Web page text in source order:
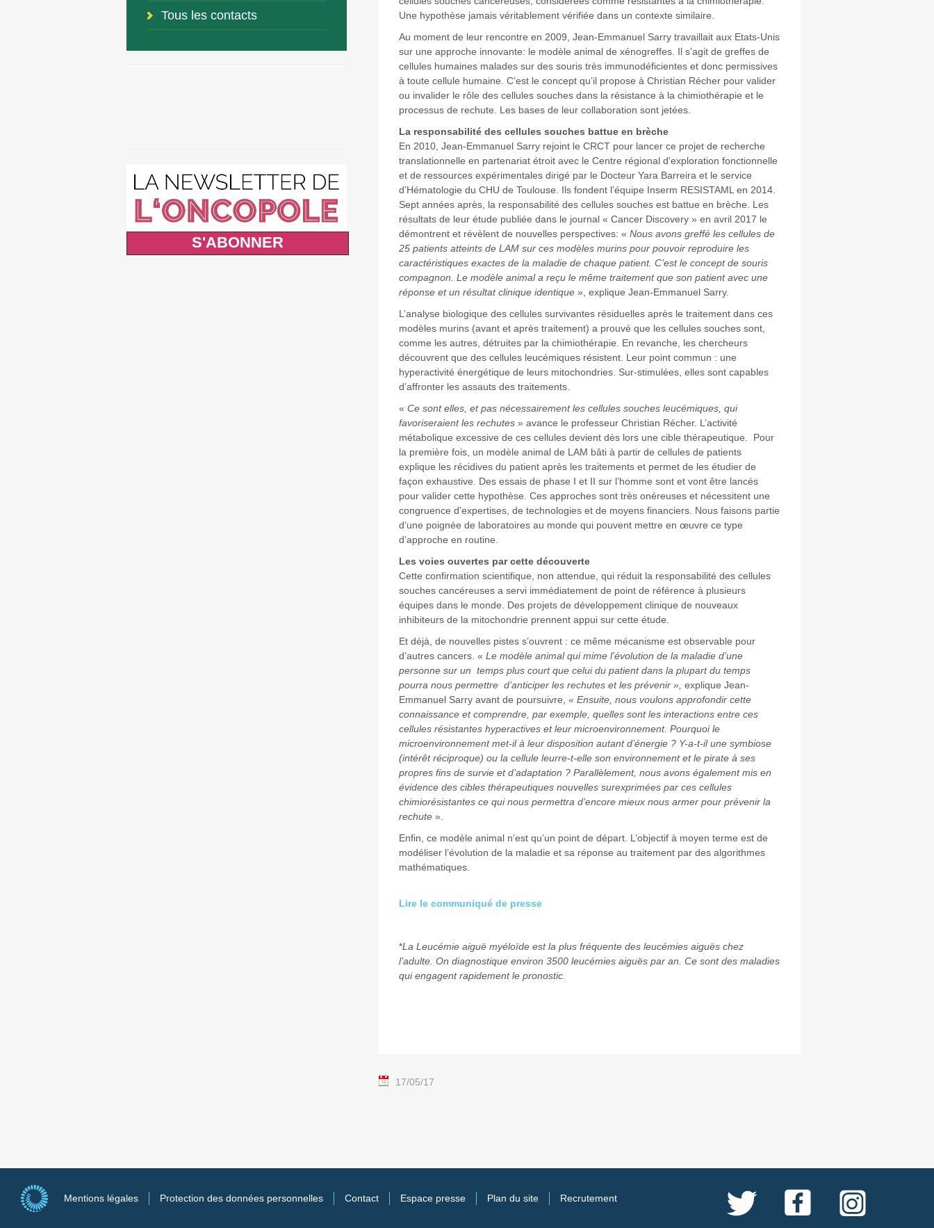
Tous les contacts
S'ABONNER
Une hypothèse jamais véritablement vérifiée dans un contexte similaire.
Au moment de leur rencontre en 2009, Jean-Emmanuel Sarry travaillait aux Etats-Unis
sur une approche innovante: le modèle animal de xénogreffes. Il s’agit de greffes de
cellules humaines malades sur des souris très immunodéficientes et donc permissives
à toute cellule humaine. C’est le concept qu’il propose à Christian Récher pour valider
ou invalider le rôle des cellules souches dans la résistance à la chimiothérapie et le
processus de rechute. Les bases de leur collaboration sont jetées.
La responsabilité des cellules souches battue en brèche
En 2010, Jean-Emmanuel Sarry rejoint le CRCT pour lancer ce projet de recherche
translationnelle en partenariat étroit avec le Centre régional d'exploration fonctionnelle
et de ressources expérimentales dirigé par le Docteur Yara Barreira et le service
d’Hématologie du CHU de Toulouse. Ils fondent l’équipe Inserm RESISTAML en 2014.
Sept années après, la responsabilité des cellules souches est battue en brèche. Les
résultats de leur étude publiée dans le journal « Cancer Discovery » en avril 2017 le
démontrent et révèlent de nouvelles perspectives: « Nous avons greffé les cellules de
25 patients atteints de LAM sur ces modèles murins pour pouvoir reproduire les
caractéristiques exactes de la maladie de chaque patient. C’est le concept de souris
compagnon. Le modèle animal a reçu le même traitement que son patient avec une
réponse et un résultat clinique identique », explique Jean-Emmanuel Sarry.
L’analyse biologique des cellules survivantes résiduelles après le traitement dans ces
modèles murins (avant et après traitement) a prouvé que les cellules souches sont,
comme les autres, détruites par la chimiothérapie. En revanche, les chercheurs
découvrent que des cellules leucémiques résistent. Leur point commun : une
hyperactivité énergétique de leurs mitochondries. Sur-stimulées, elles sont capables
d’affronter les assauts des traitements.
« Ce sont elles, et pas nécessairement les cellules souches leucémiques, qui
favoriseraient les rechutes» avance le professeur Christian Récher. L’activité
métabolique excessive de ces cellules devient dès lors une cible thérapeutique. Pour
la première fois, un modèle animal de LAM bâti à partir de cellules de patients
explique les récidives du patient après les traitements et permet de les étudier de
façon exhaustive. Des essais de phase I et II sur l’homme sont et vont être lancés
pour valider cette hypothèse. Ces approches sont très onéreuses et nécessitent une
congruence d’expertises, de technologies et de moyens financiers. Nous faisons partie
d’une poignée de laboratoires au monde qui pouvent mettre en œuvre ce type
d’approche en routine.
Les voies ouvertes par cette découverte
Cette confirmation scientifique, non attendue, qui réduit la responsabilité des cellules
souches cancéreuses a servi immédiatement de point de référence à plusieurs
équipes dans le monde. Des projets de développement clinique de nouveaux
inhibiteurs de la mitochondrie prennent appui sur cette étude.
Et déjà, de nouvelles pistes s’ouvrent : ce même mécanisme est observable pour
d’autres cancers. « Le modèle animal qui mime l’évolution de la maladie d’une
personne sur un temps plus court que celui du patient dans la plupart du temps
pourra nous permettre d’anticiper les rechutes et les prévenir », explique Jean-
Emmanuel Sarry avant de poursuivre, « Ensuite, nous voulons approfondir cette
connaissance et comprendre, par exemple, quelles sont les interactions entre ces
cellules résistantes hyperactives et leur microenvironnement. Pourquoi le
microenvironnement met-il à leur disposition autant d’énergie ? Y-a-t-il une symbiose
(intérêt réciproque) ou la cellule leurre-t-elle son environnement et le pirate à ses
propres fins de survie et d’adaptation ? Parallèlement, nous avons également mis en
évidence des cibles thérapeutiques nouvelles surexprimées par ces cellules
chimiorésistantes ce qui nous permettra d’encore mieux nous armer pour prévenir la
rechute ».
Enfin, ce modèle animal n’est qu’un point de départ. L’objectif à moyen terme est de
modéliser l’évolution de la maladie et sa réponse au traitement par des algorithmes
mathématiques.
Lire le communiqué de presse
*La Leucémie aiguë myéloïde est la plus fréquente des leucémies aiguës chez
l’adulte. On diagnostique environ 3500 leucémies aiguës par an. Ce sont des maladies
qui engagent rapidement le pronostic.
17/05/17
Mentions légales Protection des données personnelles Contact Espace presse Plan du site Recrutement